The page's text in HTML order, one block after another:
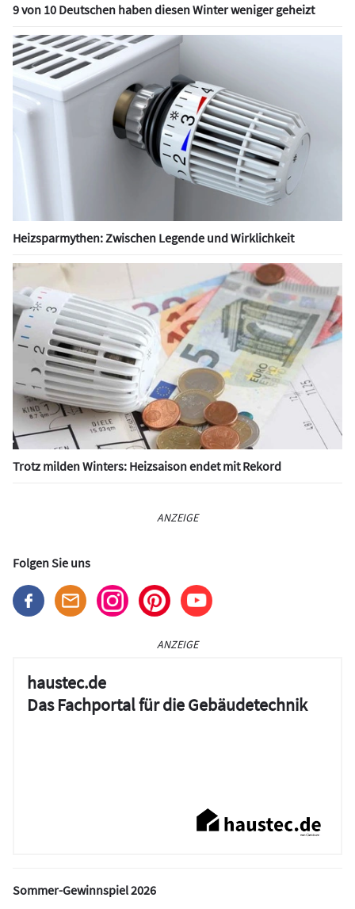
9 von 10 Deutschen haben diesen Winter weniger geheizt
Heizsparmythen: Zwischen Legende und Wirklichkeit
Trotz milden Winters: Heizsaison endet mit Rekord
ANZEIGE
Folgen Sie uns
ANZEIGE
haustec.de
Das Fachportal für die Gebäudetechnik
Sommer-Gewinnspiel 2026